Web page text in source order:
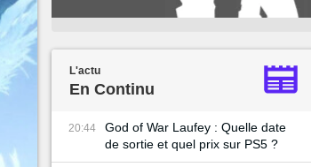
L'actu
En Continu
20:44
God of War Laufey : Quelle date
de sortie et quel prix sur PS5 ?